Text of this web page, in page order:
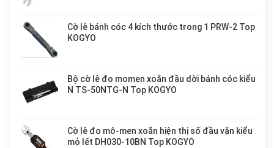
Cờ lê bánh cóc 4 kích thước trong 1 PRW-2 Top
KOGYO
Bộ cờ lê đo momen xoắn đầu dời bánh cóc kiểu
N TS-50NTG-N Top KOGYO
Cờ lê đo mô-men xoắn hiện thị số đầu vặn kiểu
mỏ lết DH030-10BN Top KOGYO